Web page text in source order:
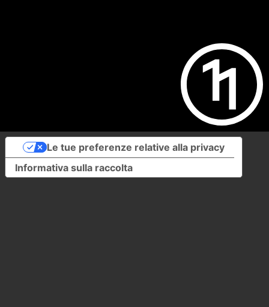
Informativa sulla raccolta
Le tue preferenze relative alla privacy